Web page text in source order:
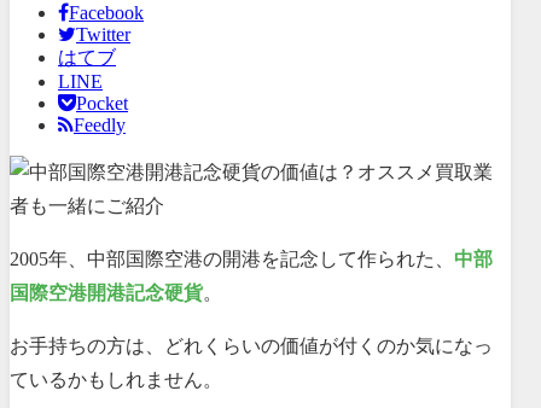
Facebook
Twitter
はてブ
LINE
Pocket
Feedly
2005年、中部国際空港の開港を記念して作られた、 中部
国際空港開港記念硬貨。
お手持ちの方は、どれくらいの価値が付くのか気になっ
ているかもしれません。